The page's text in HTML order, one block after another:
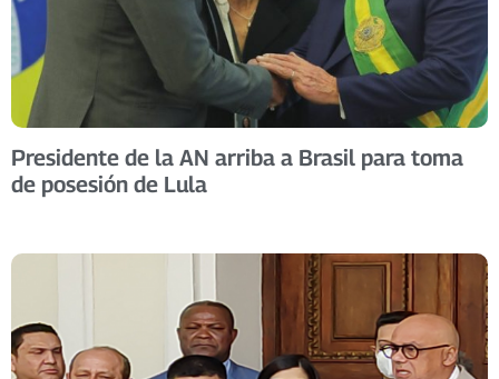
Presidente de la AN arriba a Brasil para toma
de posesión de Lula